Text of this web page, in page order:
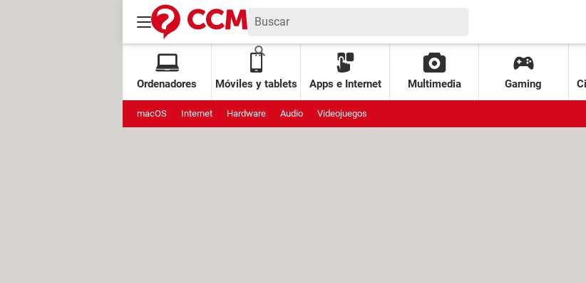
Ordenadores Móviles y tablets Apps e Internet Multimedia Gaming
macOS Internet Hardware Audio Videojuegos